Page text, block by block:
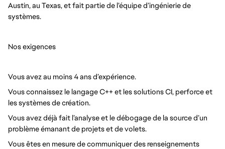
Austin, au Texas, et fait partie de l’équipe d’ingénierie de
systèmes.
Nos exigences
Vous avez au moins 4 ans d’expérience.
Vous connaissez le langage C++ et les solutions CI, perforce et
les systèmes de création.
Vous avez déjà fait l’analyse et le débogage de la source d’un
problème émanant de projets et de volets.
Vous êtes en mesure de communiquer des renseignements